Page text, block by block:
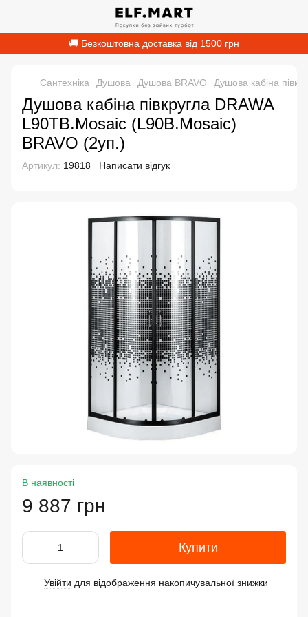
🚚 Безкоштовна доставка від 1500 грн
Сантехніка Душова Душова BRAVO Душова кабіна
Душова кабіна півкругла DRAWA
L90TB.Mosaic (L90B.Mosaic)
BRAVO (2уп.)
Артикул: 19818 Написати відгук
В наявності
9 887 грн
Купити
Увійти для відображення накопичувальної знижки